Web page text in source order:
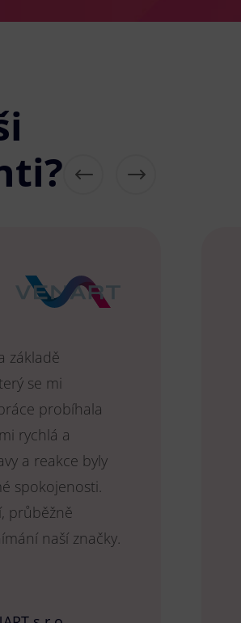
základě
se mi
probíhala
rychlá a
a reakce byly
spokojenosti.
průběžně
naší značky.